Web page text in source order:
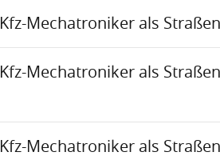
Kfz-Mechatroniker als
Kfz-Mechatroniker als
Kfz-Mechatroniker als